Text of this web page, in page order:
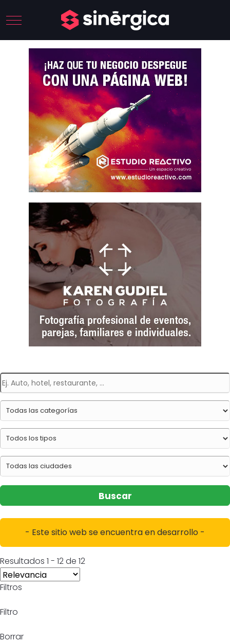
Mobile Menu Toggle
Buscar
- Este sitio web se encuentra en desarrollo -
Resultados 1 - 12de 12
Filtros
Filtro
Borrar